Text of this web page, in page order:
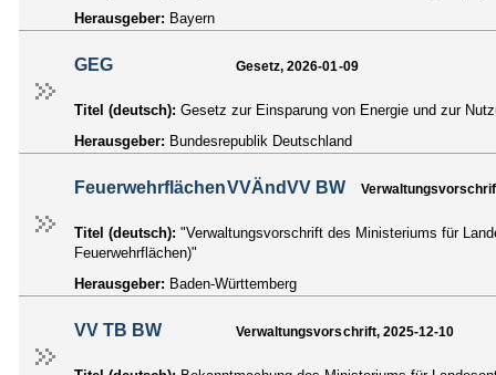
Herausgeber: Bayern
GEG Gesetz, 2026-01-09
Titel (deutsch): Gesetz zur Einsparung von Energie und zur
Herausgeber: Bundesrepublik Deutschland
FeuerwehrflächenVVÄndVV BW
Titel (deutsch): "Verwaltungsvorschrift des Ministeriums für
Feuerwehrflächen)"
Herausgeber: Baden-Württemberg
VV TB BW Verwaltungsvorschrift, 2025-12-10